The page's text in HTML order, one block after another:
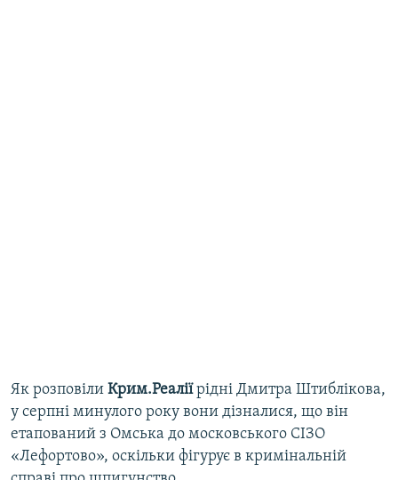
Як розповіли Крим.Реаліїрідні Дмитра Штиблікова,
у серпні минулого року вони дізналися, що він
етапований з Омська до московського СІЗО
«Лефортово», оскільки фігурує в кримінальній